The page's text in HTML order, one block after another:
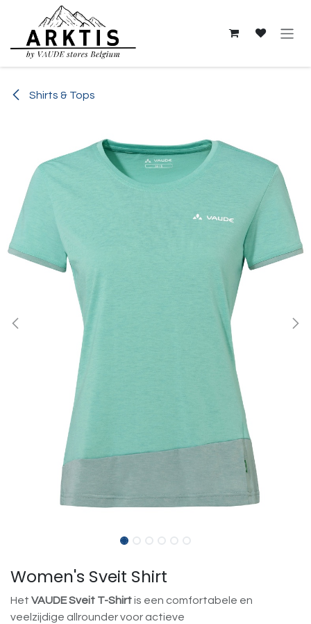
Overslaan naar inhoud
Shirts & Tops
Women's Sveit Shirt
Het VAUDE Sveit T-Shirtis een comfortabele en
veelzijdige allrounder voor actieve